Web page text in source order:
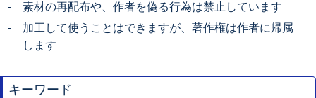
素材の再配布や、作者を偽る行為は禁止しています
加工して使うことはできますが、著作権は作者に帰属
します
キーワード